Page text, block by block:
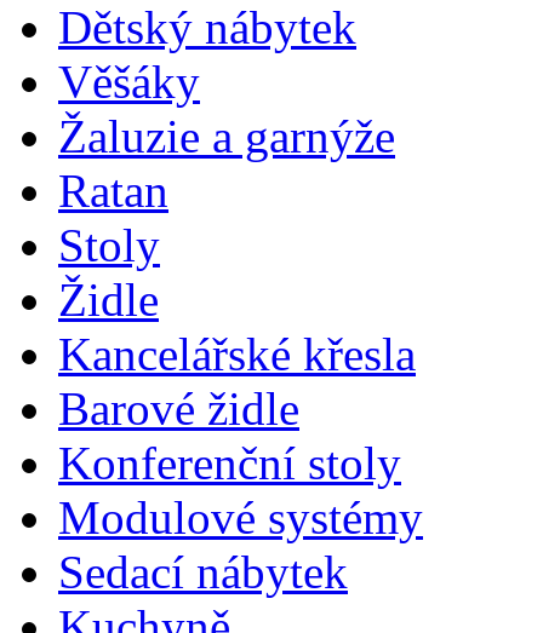
Dětský nábytek
Věšáky
Žaluzie a garnýže
Ratan
Stoly
Židle
Kancelářské křesla
Barové židle
Konferenční stoly
Modulové systémy
Sedací nábytek